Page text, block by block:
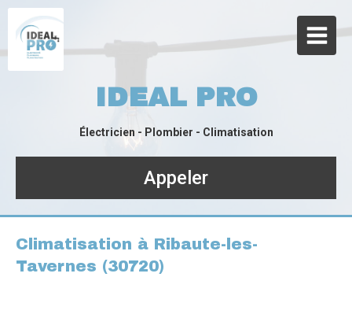
IDEAL PRO
Électricien - Plombier - Climatisation
Appeler
Climatisation à Ribaute-les-
Tavernes (30720)